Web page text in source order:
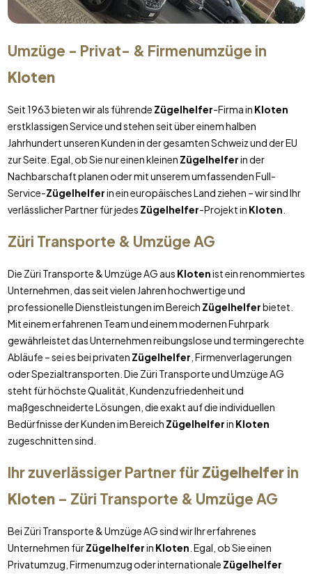
Umzüge - Privat- & Firmenumzüge in
Kloten
Seit 1963 bieten wir als führende Zügelhelfer-Firma in Kloten
erstklassigen Service und stehen seit über einem halben
Jahrhundert unseren Kunden in der gesamten Schweiz und der EU
zur Seite. Egal, ob Sie nur einen kleinen Zügelhelferin der
Nachbarschaft planen oder mit unserem umfassenden Full-
Service-Zügelhelferin ein europäisches Land ziehen – wir sind Ihr
verlässlicher Partner für jedes Zügelhelfer-Projekt in Kloten
Züri Transporte & Umzüge AG
Die Züri Transporte & Umzüge AG aus Klotenist ein renommiertes
Unternehmen, das seit vielen Jahren hochwertige und
professionelle Dienstleistungen im Bereich Zügelhelferbietet.
Mit einem erfahrenen Team und einem modernen Fuhrpark
gewährleistet das Unternehmen reibungslose und termingerechte
Abläufe – sei es bei privaten Zügelhelfer , Firmenverlagerungen
oder Spezialtransporten. Die Züri Transporte und Umzüge AG
steht für höchste Qualität, Kundenzufriedenheit und
maßgeschneiderte Lösungen, die exakt auf die individuellen
Bedürfnisse der Kunden im Bereich Zügelhelferin Kloten
zugeschnitten sind.
Ihr zuverlässiger Partner fürZügelhelferin
Kloten– Züri Transporte & Umzüge AG
Bei Züri Transporte & Umzüge AG sind wir Ihr erfahrenes
Unternehmen fürZügelhelferin Kloten . Egal, ob Sie einen
Privatumzug, Firmenumzug oder internationale Zügelhelfer